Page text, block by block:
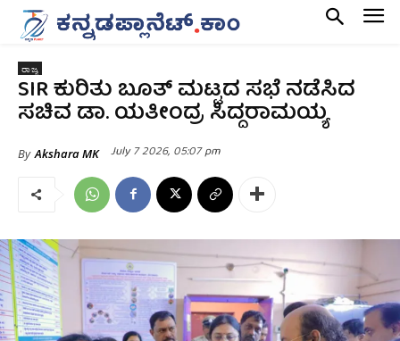
ರಾಜ್ಯ
SIR ಕುರಿತು ಬೂತ್ ಮಟ್ಟದ ಸಭೆ ನಡೆಸಿದ
ಸಚಿವ ಡಾ. ಯತೀಂದ್ರ ಸಿದ್ದರಾಮಯ್ಯ
By Akshara MK July 7 2026, 05:07 pm